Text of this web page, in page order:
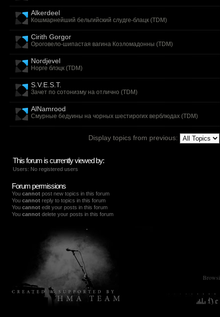
Alkerdeel
Кошмарнейший бельгийский слудге-блацк (TDM)
Cirith Gorgor
Ороговело-шипастая вагина Козломадонны (TDM)
Nordjevel
Норге блэцк (TDM)
S.V.E.S.T.
Зачет по сотонизму на отлично (TDM)
AlNamrood
Смурные бедуины на чорных шестирогих верблюдах (TDM)
Display topics from previous:
This forum is currently viewed by:
Users: No registered users
Forum permissions
You cannot post new topics in this forum
You cannot reply to topics in this forum
You cannot edit your posts in this forum
You cannot delete your posts in this forum